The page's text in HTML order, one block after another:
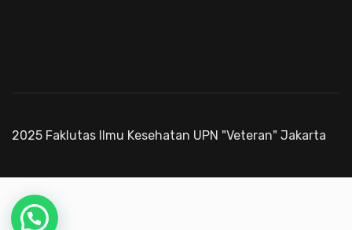
2025 Faklutas Ilmu Kesehatan UPN "Veteran" Jakarta